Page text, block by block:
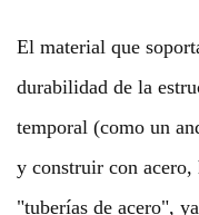
El material que
durabilidad de la
temporal (como un
y construir con acero,
"tuberías de acero",